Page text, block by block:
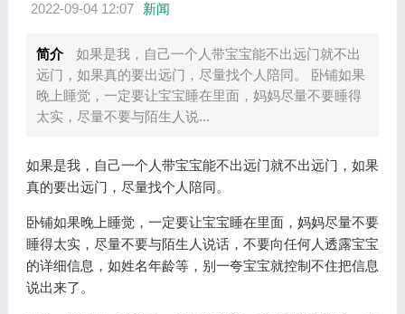
2022-09-04 12:07 新闻
简介
如果是我，自己一个人带宝宝能不出远门就不出
远门，如果真的要出远门，尽量找个人陪同。 卧铺如果
晚上睡觉，一定要让宝宝睡在里面，妈妈尽量不要睡得
太实，尽量不要与陌生人说...
如果是我，自己一个人带宝宝能不出远门就不出远门，如果
真的要出远门，尽量找个人陪同。
卧铺如果晚上睡觉，一定要让宝宝睡在里面，妈妈尽量不要
睡得太实，尽量不要与陌生人说话，不要向任何人透露宝宝
的详细信息，如姓名年龄等，别一夸宝宝就控制不住把信息
说出来了。